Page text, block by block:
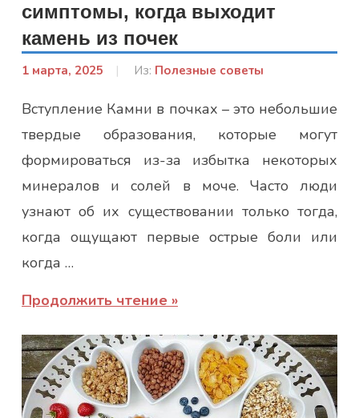
симптомы, когда выходит
камень из почек
1 марта, 2025
От:
Из: Полезные советы
Вступление Камни в почках – это небольшие
твердые образования, которые могут
формироваться из-за избытка некоторых
минералов и солей в моче. Часто люди
узнают об их существовании только тогда,
когда ощущают первые острые боли или
когда …
Продолжить чтение